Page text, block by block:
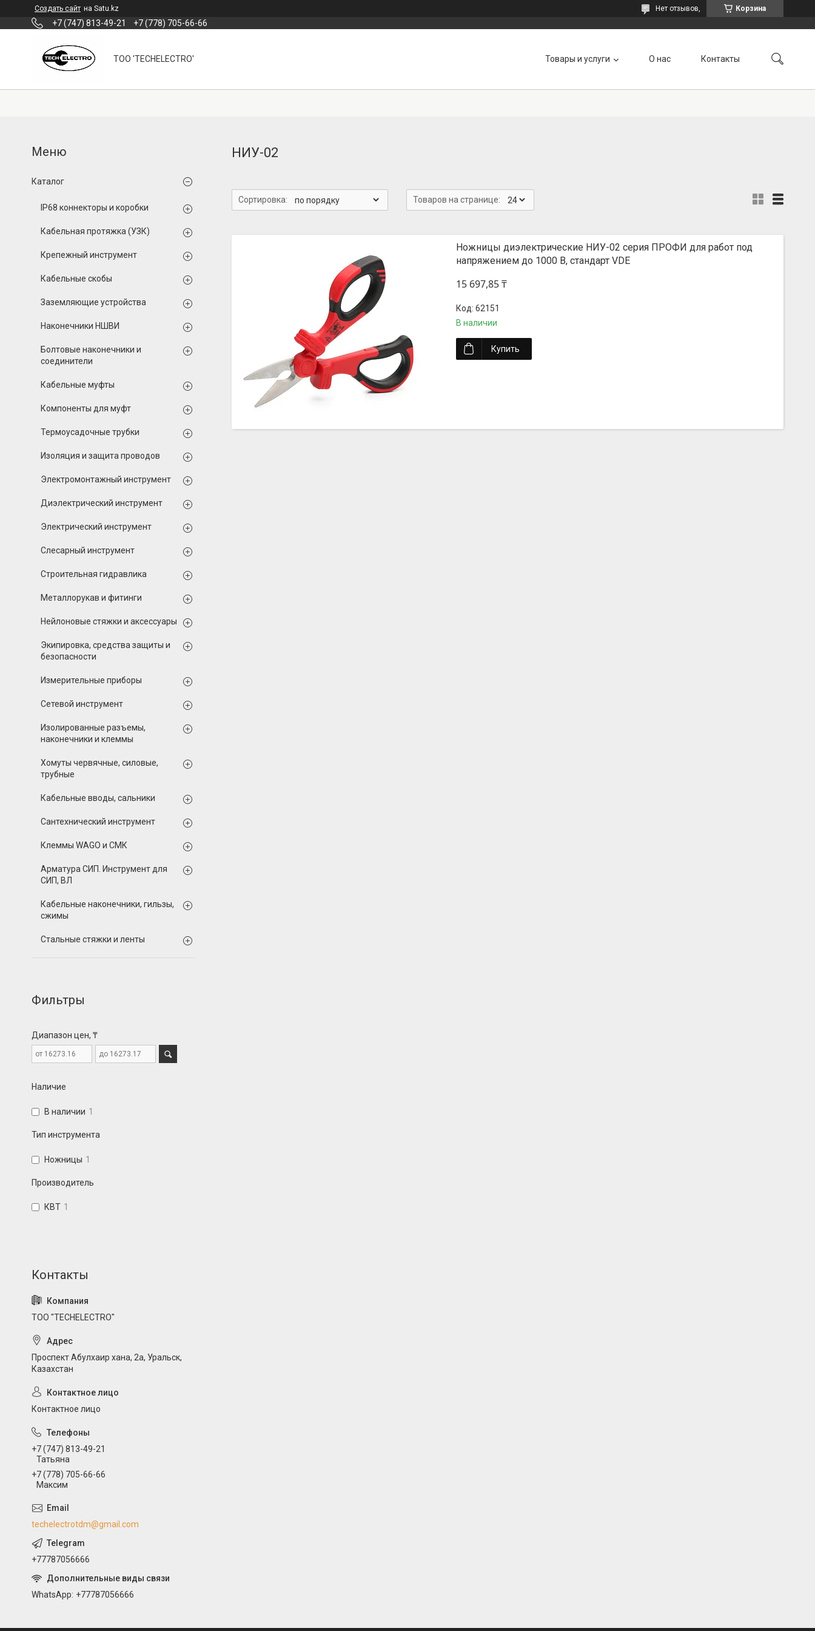
Создать сайт на Satu.kz Корзина
Нет отзывов,
+7 (747) 813-49-21 +7 (778) 705-66-66
ТОО 'TECHELECTRO' Товары и услуги О нас Контакты
НИУ-02
Ножницы диэлектрические НИУ-02 серия ПРОФИ для работ под
напряжением до 1000 В, стандарт VDE
15 697,85 ₸
62151
В наличии
Купить
Каталог
IP68 коннекторы и коробки
Кабельная протяжка (УЗК)
Крепежный инструмент
Кабельные скобы
Заземляющие устройства
Наконечники НШВИ
Болтовые наконечники и
соединители
Кабельные муфты
Компоненты для муфт
Термоусадочные трубки
Изоляция и защита проводов
Электромонтажный инструмент
Диэлектрический инструмент
Электрический инструмент
Слесарный инструмент
Строительная гидравлика
Металлорукав и фитинги
Нейлоновые стяжки и аксессуары
Экипировка, средства защиты и
безопасности
Измерительные приборы
Сетевой инструмент
Изолированные разъемы,
наконечники и клеммы
Хомуты червячные, силовые,
трубные
Кабельные вводы, сальники
Сантехнический инструмент
Клеммы WAGO и СМК
Арматура СИП. Инструмент для
СИП, ВЛ
Кабельные наконечники, гильзы,
сжимы
Стальные стяжки и ленты
Фильтры
Диапазон цен, ₸
Наличие
В наличии 1
Тип инструмента
Ножницы 1
Производитель
КВТ 1
ТОО "TECHELECTRO"
Проспект Абулхаир хана, 2а, Уральск,
Казахстан
Контактное лицо
+7 (747) 813-49-21
Татьяна
+7 (778) 705-66-66
Максим
techelectrotdm@gmail.com
+77787056666
WhatsApp +77787056666